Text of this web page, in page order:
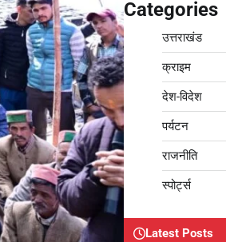
Categories
उत्तराखंड
क्राइम
देश-विदेश
पर्यटन
राजनीति
स्पोर्ट्स
Latest Posts